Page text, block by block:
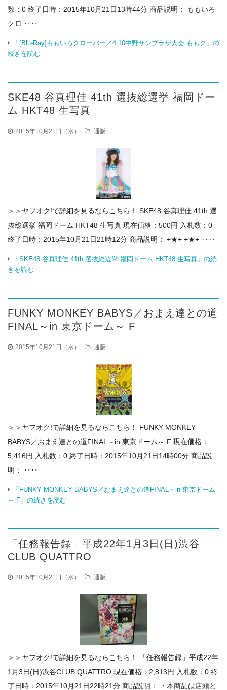
数：0 終了日時：2015年10月21日13時44分 商品説明： ももいろ
クロ ‥‥
「[Blu-Ray]ももいろクローバー／4.10中野サンプラザ大会 ももク」の
続きを読む
SKE48 谷真理佳 41th 選抜総選挙 福岡ドー
ム HKT48 生写真
2015年10月21日（水） 通販
＞＞ヤフオク!で詳細を見るならこちら！ SKE48 谷真理佳 41th 選
抜総選挙 福岡ドーム HKT48 生写真 現在価格：500円 入札数：0
終了日時：2015年10月21日21時12分 商品説明： +★+ +★+ ‥‥
「SKE48 谷真理佳 41th 選抜総選挙 福岡ドーム HKT48 生写真」の続
きを読む
FUNKY MONKEY BABYS／おまえ達との道
FINAL～in 東京ドーム～ F
2015年10月21日（水） 通販
＞＞ヤフオク!で詳細を見るならこちら！ FUNKY MONKEY
BABYS／おまえ達との道FINAL～in 東京ドーム～ F 現在価格：
5,416円 入札数：0 終了日時：2015年10月21日14時00分 商品説
明： ‥‥
「FUNKY MONKEY BABYS／おまえ達との道FINAL～in 東京ドーム
～ F」の続きを読む
「任務報告録」平成22年1月3日(日)渋谷
CLUB QUATTRO
2015年10月21日（水） 通販
＞＞ヤフオク!で詳細を見るならこちら！ 「任務報告録」平成22年
1月3日(日)渋谷CLUB QUATTRO 現在価格：2,813円 入札数：0 終
了日時：2015年10月21日22時21分 商品説明： ・本商品は店頭と